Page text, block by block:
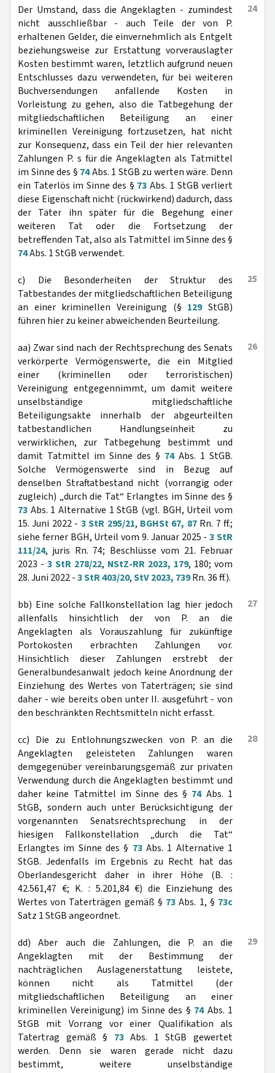
24
Der Umstand, dass die Angeklagten - zumindest
nicht ausschließbar - auch Teile der von P.
erhaltenen Gelder, die einvernehmlich als Entgelt
beziehungsweise zur Erstattung vorverauslagter
Kosten bestimmt waren, letztlich aufgrund neuen
Entschlusses dazu verwendeten, für bei weiteren
Buchversendungen anfallende Kosten in
Vorleistung zu gehen, also die Tatbegehung der
mitgliedschaftlichen Beteiligung an einer
kriminellen Vereinigung fortzusetzen, hat nicht
zur Konsequenz, dass ein Teil der hier relevanten
Zahlungen P. s für die Angeklagten als Tatmittel
im Sinne des § 74Abs. 1 StGB zu werten wäre. Denn
ein Taterlös im Sinne des § 73 Abs. 1 StGB verliert
diese Eigenschaft nicht (rückwirkend) dadurch, dass
der Täter ihn später für die Begehung einer
weiteren Tat oder die Fortsetzung der
betreffenden Tat, also als Tatmittel im Sinne des §
74Abs. 1 StGB verwendet.
25
c) Die Besonderheiten der Struktur des
Tatbestandes der mitgliedschaftlichen Beteiligung
an einer kriminellen Vereinigung (§ 129StGB)
führen hier zu keiner abweichenden Beurteilung.
26
aa) Zwar sind nach der Rechtsprechung des Senats
verkörperte Vermögenswerte, die ein Mitglied
einer (kriminellen oder terroristischen)
Vereinigung entgegennimmt, um damit weitere
unselbständige mitgliedschaftliche
Beteiligungsakte innerhalb der abgeurteilten
tatbestandlichen Handlungseinheit zu
verwirklichen, zur Tatbegehung bestimmt und
damit Tatmittel im Sinne des § 74Abs. 1 StGB.
Solche Vermögenswerte sind in Bezug auf
denselben Straftatbestand nicht (vorrangig oder
zugleich) „durch die Tat“ Erlangtes im Sinne des §
73 Abs. 1 Alternative 1 StGB (vgl. BGH, Urteil vom
15. Juni 2022 - 3 StR 295/21, BGHSt 67, 87Rn. 7 ff.;
siehe ferner BGH, Urteil vom 9. Januar 2025 -3 StR
111/24, juris Rn. 74; Beschlüsse vom 21. Februar
2023 - 3 StR 278/22, NStZ-RR 2023, 179, 180; vom
28. Juni 2022 -3 StR 403/20,StV 2023, 739Rn. 36 ff.).
27
bb) Eine solche Fallkonstellation lag hier jedoch
allenfalls hinsichtlich der von P. an die
Angeklagten als Vorauszahlung für zukünftige
Portokosten erbrachten Zahlungen vor.
Hinsichtlich dieser Zahlungen erstrebt der
Generalbundesanwalt jedoch keine Anordnung der
Einziehung des Wertes von Taterträgen; sie sind
daher - wie bereits oben unter II. ausgeführt - von
den beschränkten Rechtsmitteln nicht erfasst.
28
cc) Die zu Entlohnungszwecken von P. an die
Angeklagten geleisteten Zahlungen waren
demgegenüber vereinbarungsgemäß zur privaten
Verwendung durch die Angeklagten bestimmt und
daher keine Tatmittel im Sinne des § 74Abs. 1
StGB, sondern auch unter Berücksichtigung der
vorgenannten Senatsrechtsprechung in der
hiesigen Fallkonstellation „durch die Tat“
Erlangtes im Sinne des § 73Abs. 1 Alternative 1
StGB. Jedenfalls im Ergebnis zu Recht hat das
Oberlandesgericht daher in ihrer Höhe (B. :
42.561,47 €; K. : 5.201,84 €) die Einziehung des
Wertes von Taterträgen gemäß § 73 Abs. 1, § 73c
Satz 1 StGB angeordnet.
29
dd) Aber auch die Zahlungen, die P. an die
Angeklagten mit der Bestimmung der
nachträglichen Auslagenerstattung leistete,
können nicht als Tatmittel (der
mitgliedschaftlichen Beteiligung an einer
kriminellen Vereinigung) im Sinne des § 74Abs. 1
StGB mit Vorrang vor einer Qualifikation als
Tatertrag gemäß § 73Abs. 1 StGB gewertet
werden. Denn sie waren gerade nicht dazu
bestimmt, weitere unselbständige